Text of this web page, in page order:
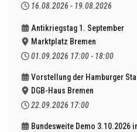
16.08.2026 - 19.08.2026
Antikriegstag 1. September
Marktplatz Bremen
01.09.2026 17:00 - 18:00
Vorstellung der Hamburger
DGB-Haus Bremen
22.09.2026 17:00
Bundesweite Demo 3.10.2026